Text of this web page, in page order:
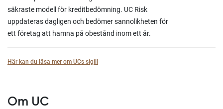
säkraste modell för kreditbedömning. UC Risk
uppdateras dagligen och bedömer sannolikheten för
ett företag att hamna på obestånd inom ett år.
Här kan du läsa mer om UCs sigill
Om UC